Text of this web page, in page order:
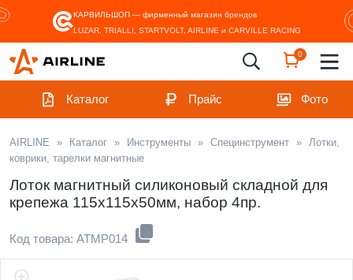
КАРВИЛЬШОП — фирменный магазин брендов
LUZAR, TRIALLI, STARTVOLT, AIRLINE и CARVILLE RACING
0
Каталог Прайс Фото
AIRLINE » Каталог » Инструменты » Специнструмент » Лотки,
коврики, тарелки магнитные
Лоток магнитный силиконовый складной для
крепежа 115х115х50мм, набор 4пр.
Код товара: ATMP014